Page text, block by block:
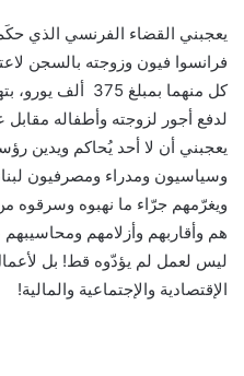
يعجبني القضاء الفرنسي الذي
فرانسوا فيون وزوجته بالسجن
كل منهما بمبلغ
لدفع أجور لزوجته وأطفاله
يعجبني أن لا أحد يُحاكم ويدين
وسياسيون ومدراء ومصرفيون
ويغرّمهم جرّاء ما نهبوه وسرقوه
هم وأقاربهم وأزلامهم
ليس لعمل لم يؤدّوه قط! بل لأعمال
الإقتصادية والإجتماعية والمالية!